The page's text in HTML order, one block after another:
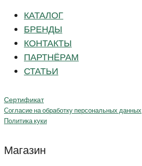
КАТАЛОГ
БРЕНДЫ
КОНТАКТЫ
ПАРТНЁРАМ
СТАТЬИ
Сертификат
Согласие на обработку персональных данных
Политика куки
Магазин